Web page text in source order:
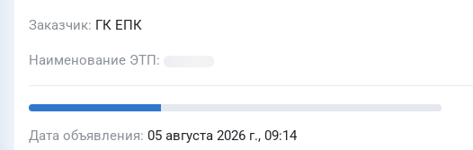
Заказчик ГК ЕПК
Наименование ЭТП
Дата объявления 05 августа 2026 г., 09:14